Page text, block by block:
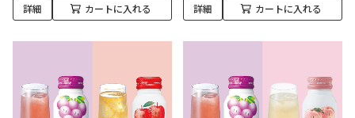
詳細 カートに入れる 詳細 カートに入れる